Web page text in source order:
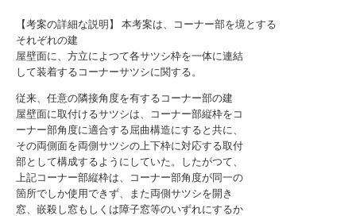
【考案の詳細な説明】 本考案は、コーナー部を境とする
それぞれの建
屋壁面に、方立によつて各サツシ枠を一体に連結
して装着するコーナーサツシに関する。
従来、任意の隣接角度を有するコーナー部の建
屋壁面に取付けるサツシは、コーナー部縦枠をコ
ーナー部角度に適合する屈曲構造にすると共に、
その両側面を両側サツシの上下枠に対応する取付
部として構成するようにしていた。したがつて、
上記コーナー部縦枠は、コーナー部角度が同一の
箇所でしか使用できず、また両側サツシを開き
窓、嵌殺し窓もしくは障子窓等のいずれにするか